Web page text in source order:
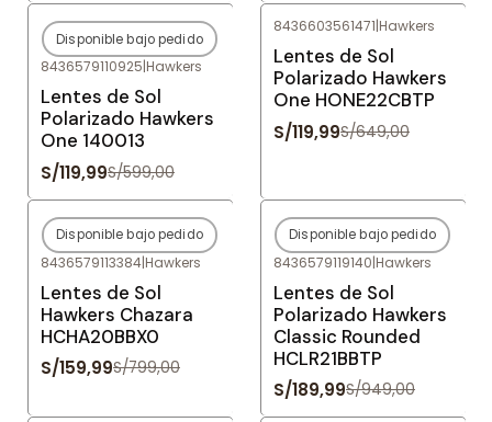
-80%OFF
Agotado
Disponible bajo pedido
8436579110925|Hawkers
Lentes de Sol
Polarizado Hawkers
One 140013
S/119,99S/599,00
8436603561471|Hawkers
Lentes de Sol
Polarizado Hawkers
One HONE22CBTP
S/119,99S/649,00
-80%OFF
Agotado
Disponible bajo pedido
8436579113384|Hawkers
Lentes de Sol
Hawkers Chazara
HCHA20BBX0
S/159,99S/799,00
-80%OFF
Agotado
Disponible bajo pedido
8436579119140|Hawkers
Lentes de Sol
Polarizado Hawkers
Classic Rounded
HCLR21BBTP
S/189,99S/949,00